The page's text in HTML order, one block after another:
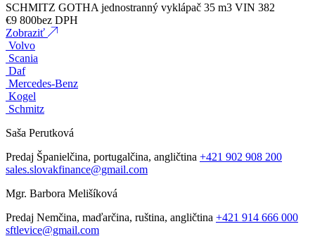
SCHMITZ GOTHA jednostranný vyklápač 35 m3 VIN 382
€9 800bez DPH
Zobraziť
Volvo
Scania
Daf
Mercedes-Benz
Kogel
Schmitz
Saša Perutková
Predaj Španielčina, portugalčina, angličtina +421 902 908 200
sales.slovakfinance@gmail.com
Mgr. Barbora Melišíková
Predaj Nemčina, maďarčina, ruština, angličtina +421 914 666 000
sftlevice@gmail.com